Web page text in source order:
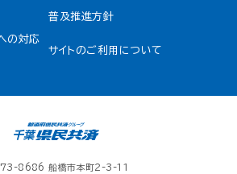
普及推進方針
の対応
サイトのご利用について
8686 船橋市本町2-3-11